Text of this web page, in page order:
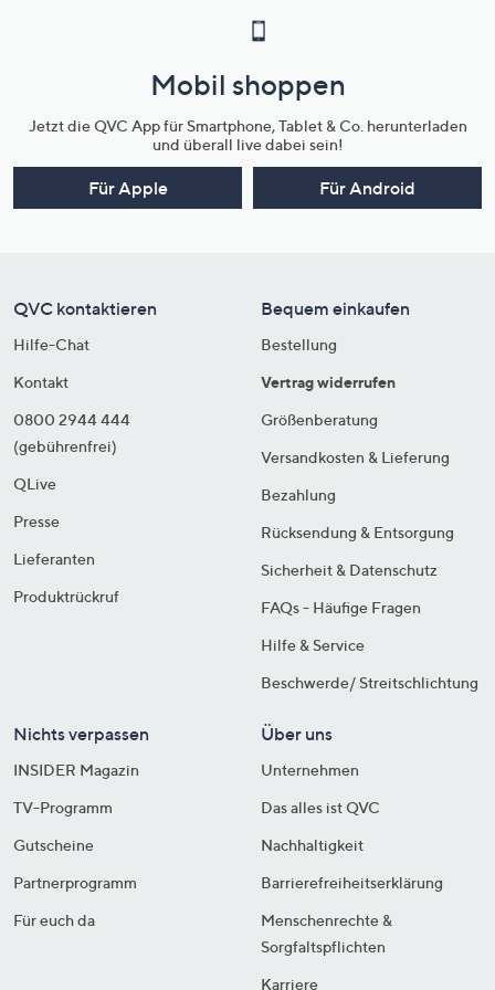
Mobil shoppen
Jetzt die QVC App für Smartphone, Tablet & Co. herunterladen
und überall live dabei sein!
Für Apple Für Android
QVC kontaktieren
Hilfe-Chat
Kontakt
0800 2944 444
(gebührenfrei)
QLive
Presse
Lieferanten
Produktrückruf
Bequem einkaufen
Bestellung
Vertrag widerrufen
Größenberatung
Versandkosten & Lieferung
Bezahlung
Rücksendung & Entsorgung
Sicherheit & Datenschutz
FAQs - Häufige Fragen
Hilfe & Service
Beschwerde/ Streitschlichtung
Nichts verpassen
INSIDER Magazin
TV-Programm
Gutscheine
Partnerprogramm
Für euch da
Über uns
Unternehmen
Das alles ist QVC
Nachhaltigkeit
Barrierefreiheitserklärung
Menschenrechte &
Sorgfaltspflichten
Karriere